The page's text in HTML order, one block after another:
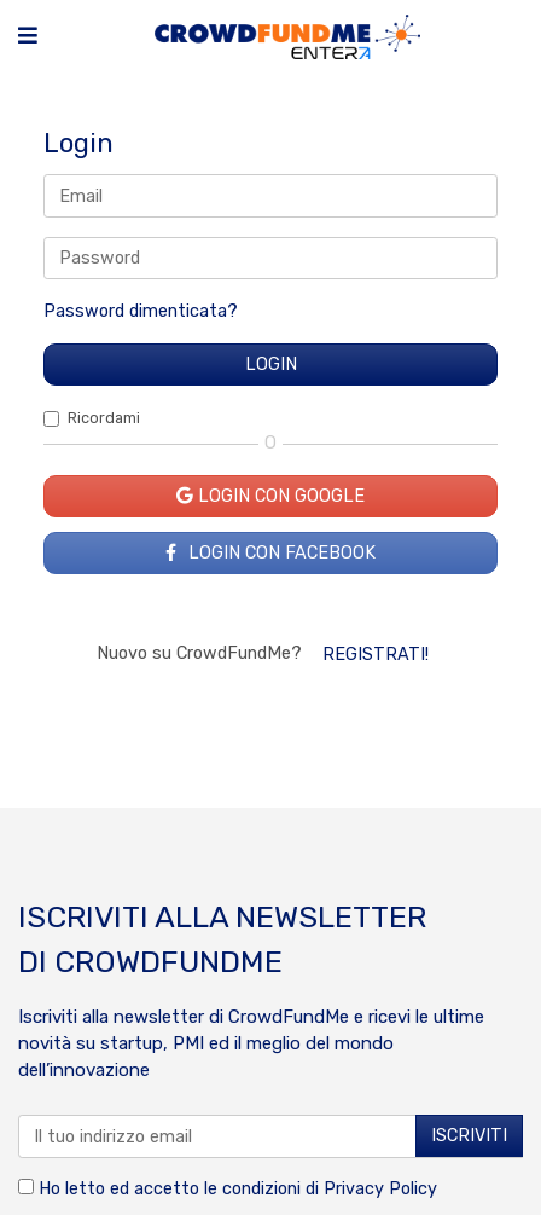
Login
Password dimenticata?
Ricordami
O
LOGIN CON GOOGLE
LOGIN CON FACEBOOK
Nuovo su CrowdFundMe? REGISTRATI!
ISCRIVITI ALLA NEWSLETTER
DI CROWDFUNDME
Iscriviti alla newsletter di CrowdFundMe e ricevi le ultime
novità su startup, PMI ed il meglio del mondo
dell’innovazione
Ho letto ed accetto le condizioni di Privacy Policy